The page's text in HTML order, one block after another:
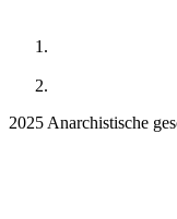
2025 Anarchistische